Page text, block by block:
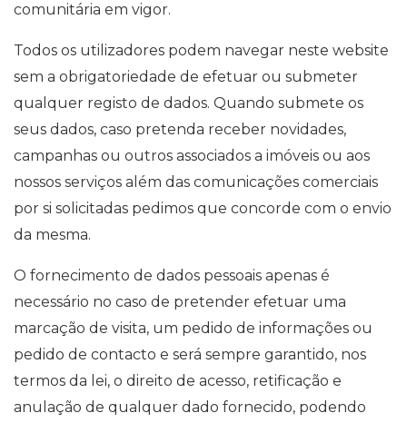
comunitária em vigor.
Todos os utilizadores podem navegar neste website
sem a obrigatoriedade de efetuar ou submeter
qualquer registo de dados. Quando submete os
seus dados, caso pretenda receber novidades,
campanhas ou outros associados a imóveis ou aos
nossos serviços além das comunicações comerciais
por si solicitadas pedimos que concorde com o envio
da mesma.
O fornecimento de dados pessoais apenas é
necessário no caso de pretender efetuar uma
marcação de visita, um pedido de informações ou
pedido de contacto e será sempre garantido, nos
termos da lei, o direito de acesso, retificação e
anulação de qualquer dado fornecido, podendo